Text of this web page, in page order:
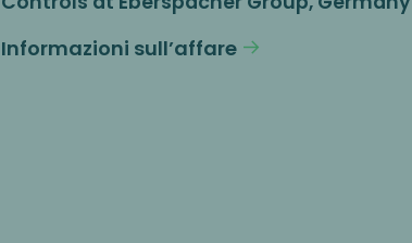
Informazioni sull’affare